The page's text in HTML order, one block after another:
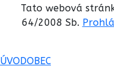
Tato webová
64/2008 Sb.
ÚVODOBEC